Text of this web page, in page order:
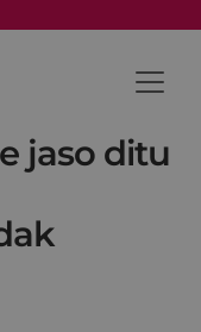
jaso ditu